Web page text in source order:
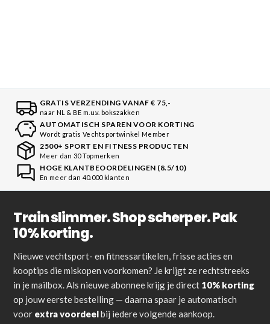
GRATIS VERZENDING VANAF € 75,-
naar NL & BE m.u.v. bokszakken
AUTOMATISCH SPAREN VOOR KORTING
Wordt gratis Vechtsportwinkel Member
2500+ SPORT EN FITNESS PRODUCTEN
Meer dan 30 Topmerken
HOGE KLANTBEOORDELINGEN (8.5/10)
En meer dan 40.000 klanten
Train slimmer. Shop scherper. Pak
10% korting.
Nieuwe vechtsport- en fitnessartikelen, frisse acties en
kooptips die miskopen voorkomen? Je krijgt ze rechtstreeks
in je mailbox. Als nieuwe abonnee krijg je direct 10% korting
op jouw eerste bestelling — daarna spaar je automatisch
voor extra voordeelbij iedere volgende aankoop.